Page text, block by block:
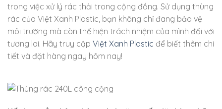
trong việc xử lý rác thải trong cộng đồng. Sử dụng thùng
rác của Việt Xanh Plastic, bạn không chỉ đang bảo vệ
môi trường mà còn thể hiện trách nhiệm của mình đối với
tương lai. Hãy truy cập Việt Xanh Plastic để biết thêm chi
tiết và đặt hàng ngay hôm nay!